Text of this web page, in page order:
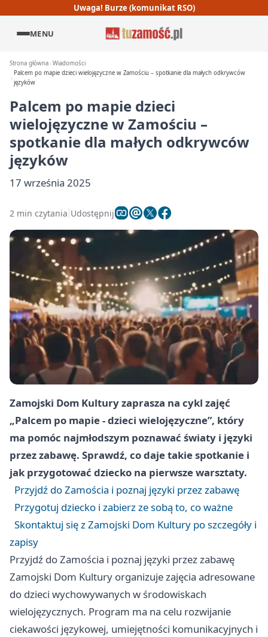
Uwaga! Burze (komunikat RSO)
MENU
Strona główna Wiadomości
Palcem po mapie dzieci wielojęzyczne w Zamościu – spotkanie dla małych odkrywców
języków
Palcem po mapie dzieci
wielojęzyczne w Zamościu –
spotkanie dla małych odkrywców
języków
17 września 2025
2 min czytania Udostępnij
Zamojski Dom Kultury zaprasza na cykl zajęć
„Palcem po mapie - dzieci wielojęzyczne”, który
ma pomóc najmłodszym poznawać światy i języki
przez zabawę. Sprawdź, co daje takie spotkanie i
jak przygotować dziecko na pierwsze warsztaty.
Przyjdź do Zamościa i poznaj języki przez zabawę
Przygotuj dziecko i zabierz ze sobą to, co ważne
Skontaktuj się z Zamojski Dom Kultury po szczegóły i
zapisy
Przyjdź do Zamościa i poznaj języki przez zabawę
Zamojski Dom Kultury organizuje zajęcia adresowane
do dzieci wychowywanych w środowiskach
wielojęzycznych. Program ma na celu rozwijanie
ciekawości językowej, umiejętności komunikacyjnych i